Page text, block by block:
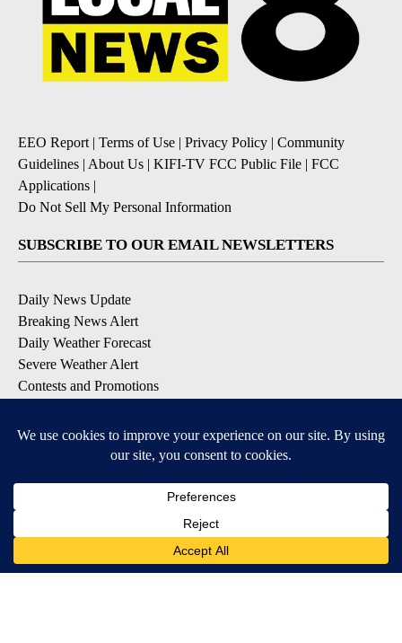
EEO Report| Terms of Use | Privacy Policy | Community
Guidelines | About Us | KIFI-TV FCC Public File | FCC
Applications |
Do Not Sell My Personal Information
SUBSCRIBE TO OUR EMAIL NEWSLETTERS
Daily News Update
Breaking News Alert
Daily Weather Forecast
Severe Weather Alert
Contests and Promotions